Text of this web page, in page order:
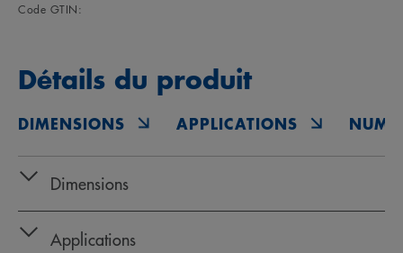
Code GTIN:
Détails du produit
DIMENSIONS APPLICATIONS
Dimensions
Applications